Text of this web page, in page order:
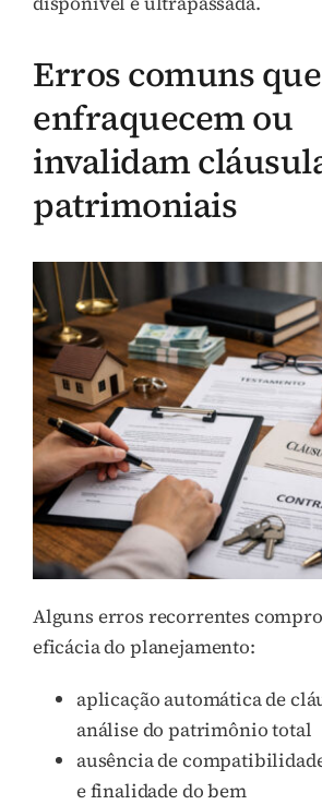
Erros comuns que
enfraquecem ou
invalidam
patrimoniais
Alguns erros recorrentes
eficácia do planejamento:
aplicação automática de
análise do patrimônio total
ausência de
e finalidade do bem